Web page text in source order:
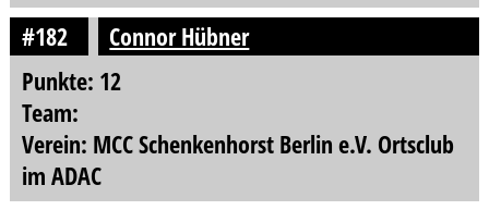
#182
Connor Hübner
Punkte: 12
Team:
Verein: MCC Schenkenhorst Berlin e.V. Ortsclub
im ADAC